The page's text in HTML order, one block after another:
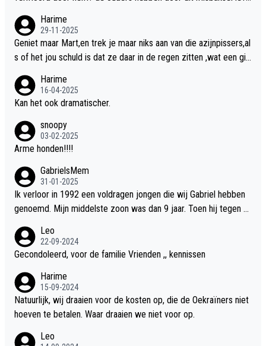
t!!
Harime
29-11-2025
Geniet maar Mart,en trek je maar niks aan van die azijnpissers,al
s of het jou schuld is dat ze daar in de regen zitten ,wat een gill
Harime
16-04-2025
Kan het ook dramatischer.
snoopy
03-02-2025
Arme honden!!!!
GabrielsMem
31-01-2025
Ik verloor in 1992 een voldragen jongen die wij Gabriel hebben
genoemd. Mijn middelste zoon was dan 9 jaar. Toen hij tegen d
verteld in Groningen. Ik gun Anouk en Douwe Bob hun rouw verd
riet en als ervaringsdeskundige heb ik zeker begrip hiervoor. Wa
delijk overeenkomend met mijn gezins verlies in 1992 een soor
t ready-made lied geschreven, geproduceerd en op de radio te
beluisteren zijn binnen 12 dagen na het verlies van Anouk en Do
uwe Bob's zoon. Wij hadden zeker geen commerciële energie g
ehad zo snel na ons verlies zoiets te ondernemen en alle ouder
Leo
22-09-2024
Gecondoleerd, voor de familie Vrienden ,, kennissen
Harime
15-09-2024
Natuurlijk, wij draaien voor de kosten op, die de Oekraïners niet
hoeven te betalen. Waar draaien we niet voor op.
Leo